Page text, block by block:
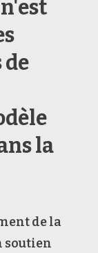
de
la
de la
soutien